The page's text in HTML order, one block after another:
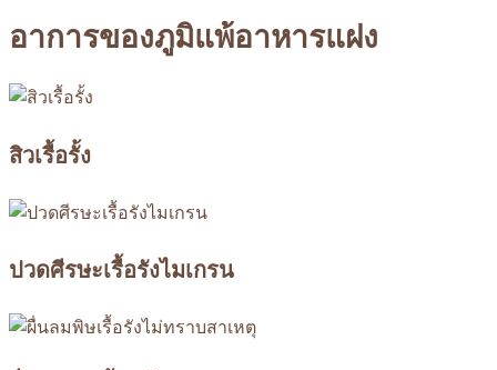
อาการของภูมิแพ้อาหารแฝง
สิวเรื้อรั้ง
ปวดศีรษะเรื้อรังไมเกรน